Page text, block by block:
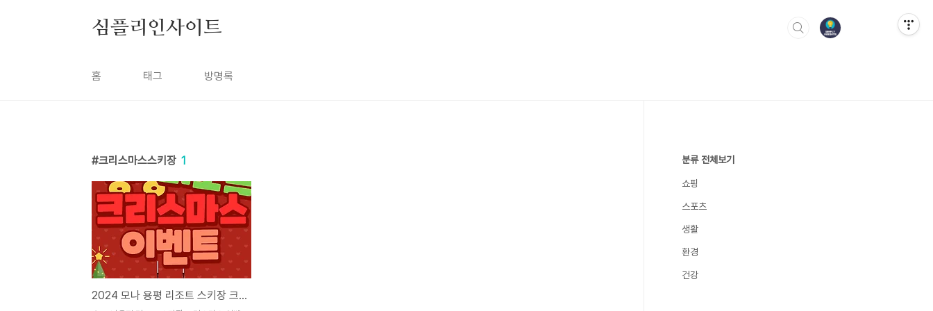
심플리인사이트
홈 태그 방명록
크리스마스스키장 1
2024 모나 용평 리조트 스키장 크리스마스 이벤트 정보 안내
분류 전체보기
쇼핑
스포츠
생활
환경
건강